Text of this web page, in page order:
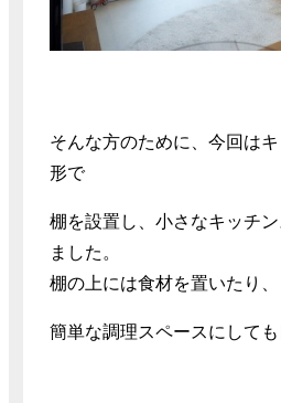
そんな方のために、今回は
形で
棚を設置し、小さなキッチ
ました。
棚の上には食材を置いたり、
簡単な調理スペースにしても